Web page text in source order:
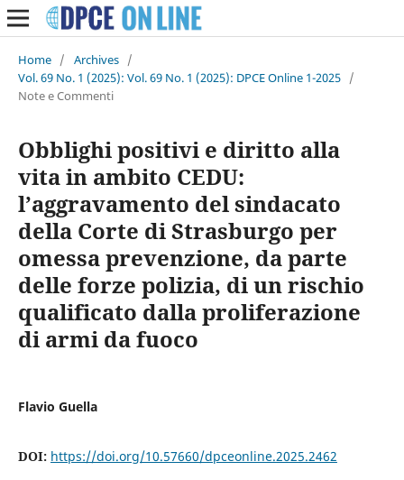
Home / Archives /
Vol. 69 No. 1 (2025): Vol. 69 No. 1 (2025): DPCE Online 1-2025 /
Note e Commenti
Obblighi positivi e diritto alla
vita in ambito CEDU:
l’aggravamento del sindacato
della Corte di Strasburgo per
omessa prevenzione, da parte
delle forze polizia, di un rischio
qualificato dalla proliferazione
di armi da fuoco
Flavio Guella
DOI: https://doi.org/10.57660/dpceonline.2025.2462